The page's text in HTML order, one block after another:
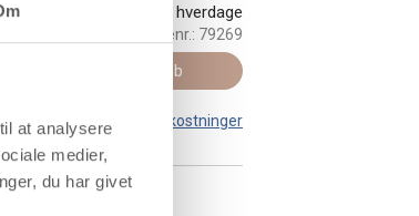
at analysere
medier,
du har givet
hverdage
Varenr.: 79269
Køb
Leveringsomkostninger